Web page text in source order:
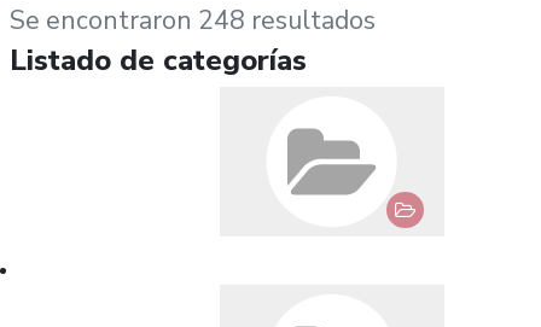
Se encontraron 248 resultados
Listado de categorías